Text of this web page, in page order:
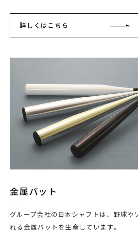
詳しくはこちら
金属バット
グループ会社の日本シャフトは、野球や
れる金属バットを生産しています。